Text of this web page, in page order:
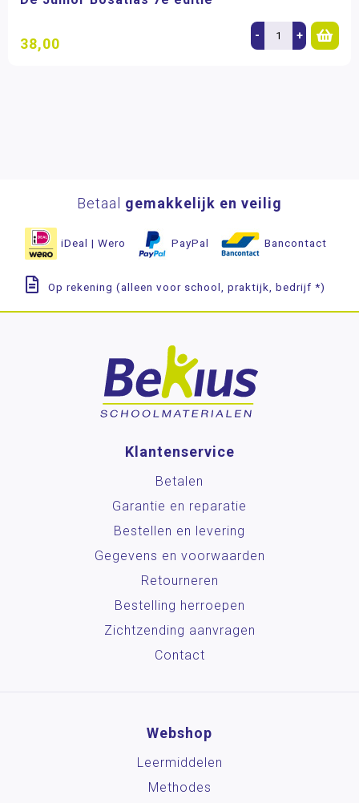
38,00 - +
Betaal gemakkelijk en veilig
iDeal | Wero PayPal Bancontact
Op rekening (alleen voor school, praktijk, bedrijf *)
Klantenservice
Betalen
Garantie en reparatie
Bestellen en levering
Gegevens en voorwaarden
Retourneren
Bestelling herroepen
Zichtzending aanvragen
Contact
Webshop
Leermiddelen
Methodes